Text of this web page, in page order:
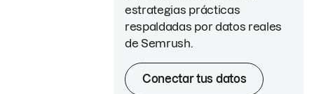
estrategias prácticas
respaldadas por datos reales
de Semrush.
Conectar tus datos